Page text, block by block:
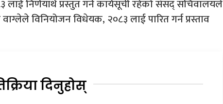
निर्णयार्थ प्रस्तुत गर्ने कार्यसूची रहेको संसद् सचिवालयले
विनियोजन विधेयक, २०८३ लाई पारित गर्न प्रस्ताव
दिनुहोस्